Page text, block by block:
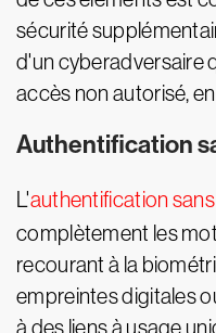
sécurité
d'un cyberadversaire
accès non autorisé,
Authentification
L'authentification
complètement les
recourant à la
empreintes digitales
à des liens à usage